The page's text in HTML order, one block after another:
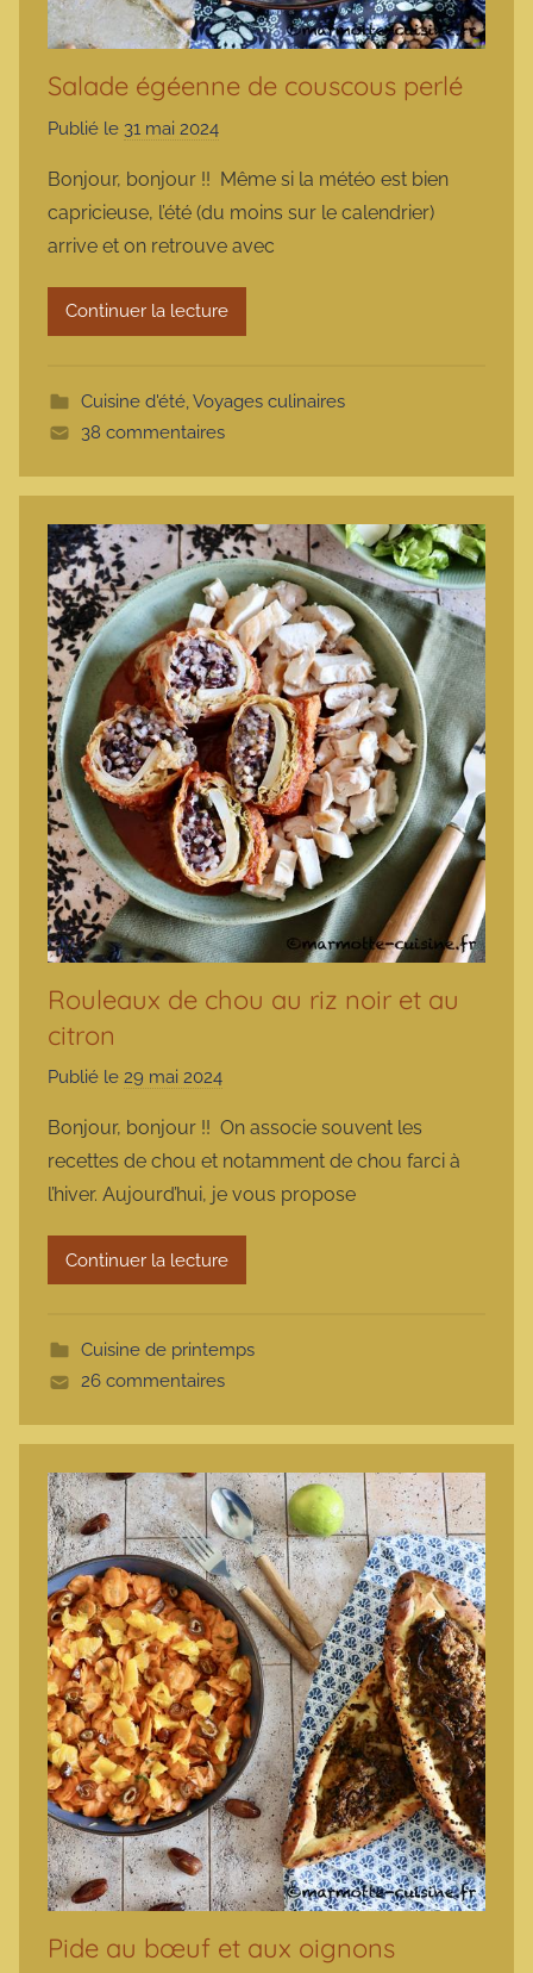
Salade égéenne de couscous perlé
Publié le 31 mai 2024
r
m
a
r
m
t
e
Bonjour, bonjour !! Même si la météo est bien
capricieuse, l’été (du moins sur le calendrier)
arrive et on retrouve avec
Continuer la lecture
Cuisine d'été,Voyages culinaires
38 commentaires
Rouleaux de chou au riz noir et au
citron
Publié le 29 mai 2024
r
m
a
r
m
t
e
Bonjour, bonjour !! On associe souvent les
recettes de chou et notamment de chou farci à
l’hiver. Aujourd’hui, je vous propose
Continuer la lecture
Cuisine de printemps
26 commentaires
Pide au bœuf et aux oignons